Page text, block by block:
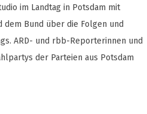
im Landtag in Potsdam mit
Bund über die Folgen und
ARD- und rbb-Reporterinnen und
der Parteien aus Potsdam